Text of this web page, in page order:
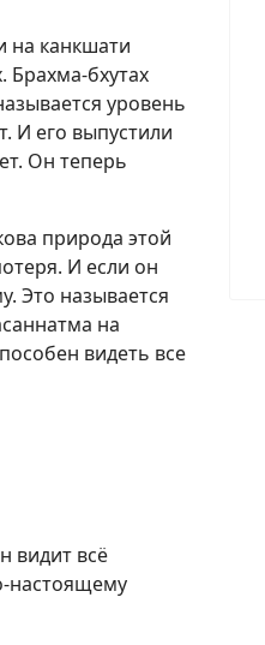
на канкшати
Брахма-бхутах
уровень
И его выпустили
Он теперь
природа этой
И если он
Это называется
на
видеть все
видит всё
настоящему